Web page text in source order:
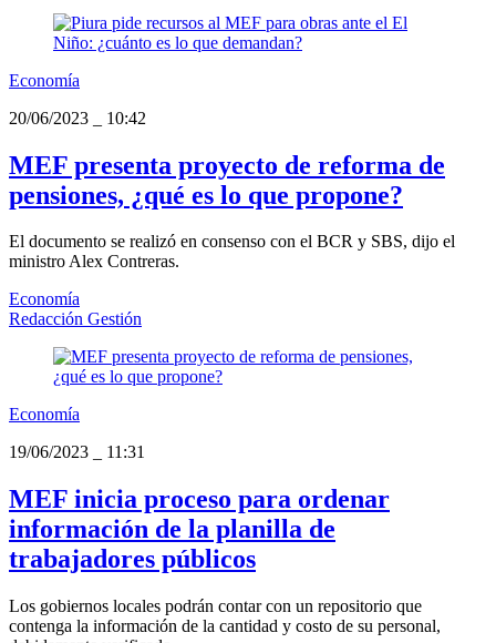
Economía
20/06/2023
10:42
MEF presenta proyecto de reforma de
pensiones, ¿qué es lo que propone?
El documento se realizó en consenso con el BCR y SBS, dijo el
ministro Alex Contreras.
Economía
Redacción Gestión
Economía
19/06/2023
11:31
MEF inicia proceso para ordenar
información de la planilla de
trabajadores públicos
Los gobiernos locales podrán contar con un repositorio que
contenga la información de la cantidad y costo de su personal,